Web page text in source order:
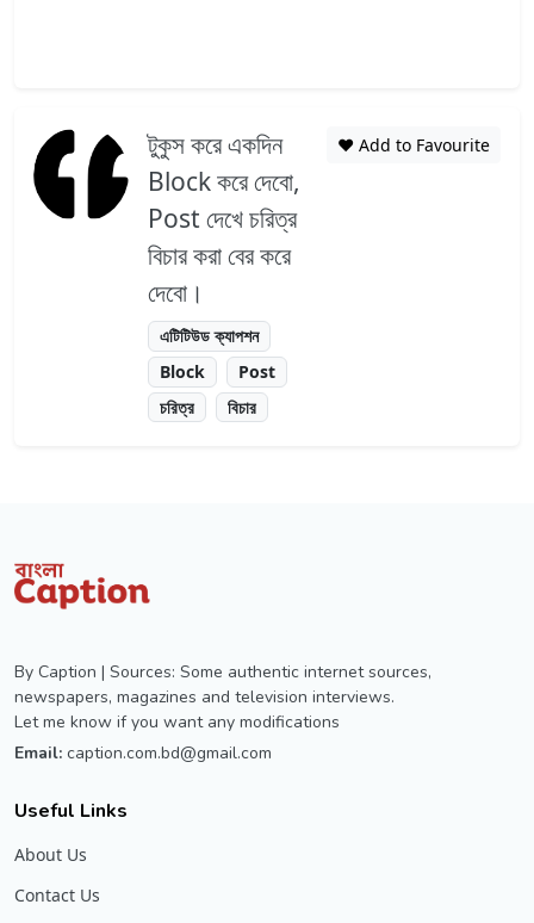
টুকুস করে একদিন
Block করে দেবো,
Post দেখে চরিত্র
বিচার করা বের করে
দেবো।
এটিটিউড ক্যাপশন
Block
Post
চরিত্র
বিচার
❤️ Add to Favourite
By Caption | Sources: Some authentic internet sources,
newspapers, magazines and television interviews.
Let me know if you want any modifications
Email: caption.com.bd@gmail.com
Useful Links
About Us
Contact Us